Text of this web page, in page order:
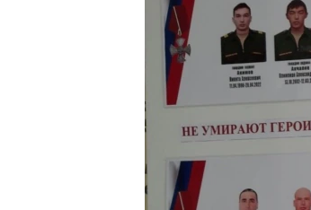
УКРАЇНСЬКА ПРОБЛЕМА КРИМУ